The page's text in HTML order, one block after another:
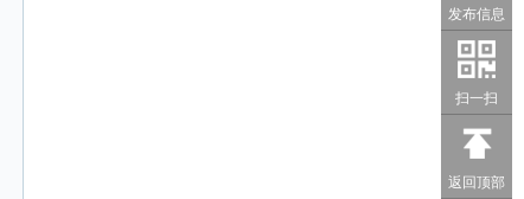
发布信息
扫一扫
返回顶部